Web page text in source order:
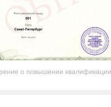
о повышении квалификации